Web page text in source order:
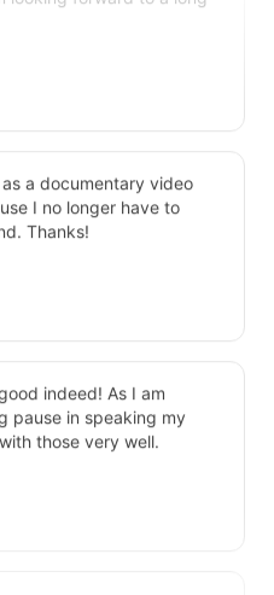
a documentary video
I no longer have to
Thanks!
indeed! As I am
pause in speaking my
those very well.